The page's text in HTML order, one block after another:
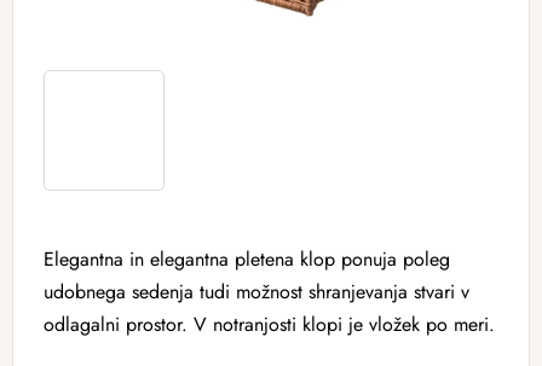
Elegantna in elegantna pletena klop ponuja poleg
udobnega sedenja tudi možnost shranjevanja stvari v
odlagalni prostor. V notranjosti klopi je vložek po meri.